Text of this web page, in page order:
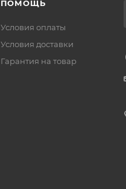
ПОМОЩЬ
Условия оплаты
Условия доставки
Гарантия на товар